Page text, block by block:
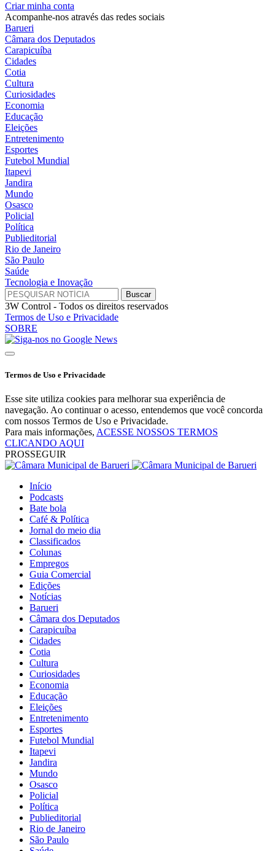
Criar minha conta
Acompanhe-nos através das redes sociais
Barueri
Câmara dos Deputados
Carapicuíba
Cidades
Cotia
Cultura
Curiosidades
Economia
Educação
Eleições
Entretenimento
Esportes
Futebol Mundial
Itapevi
Jandira
Mundo
Osasco
Policial
Política
Publieditorial
Rio de Janeiro
São Paulo
Saúde
Tecnologia e Inovação
3W Control - Todos os direitos reservados
Termos de Uso e Privacidade
SOBRE
Termos de Uso e Privacidade
Esse site utiliza cookies para melhorar sua experiência de
navegação. Ao continuar o acesso, entendemos que você concorda
com nossos Termos de Uso e Privacidade.
Para mais informações, ACESSE NOSSOS TERMOS
CLICANDO AQUI
PROSSEGUIR
Início
Podcasts
Bate bola
Café & Política
Jornal do meio dia
Classificados
Colunas
Empregos
Guia Comercial
Edições
Notícias
Barueri
Câmara dos Deputados
Carapicuíba
Cidades
Cotia
Cultura
Curiosidades
Economia
Educação
Eleições
Entretenimento
Esportes
Futebol Mundial
Itapevi
Jandira
Mundo
Osasco
Policial
Política
Publieditorial
Rio de Janeiro
São Paulo